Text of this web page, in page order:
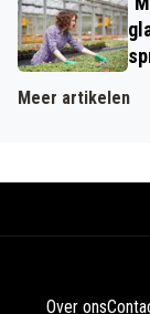
Meer artikelen
Over ons